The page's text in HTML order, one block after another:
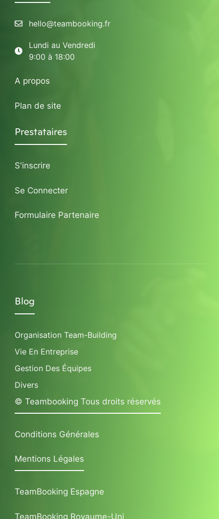
hello@teambooking.fr
Lundi au Vendredi
9:00 à 18:00
A propos
Plan de site
Prestataires
S'inscrire
Se Connecter
Formulaire Partenaire
Blog
Organisation Team-Building
Vie En Entreprise
Gestion Des Équipes
Divers
© Teambooking Tous droits réservés
Conditions Générales
Mentions Légales
TeamBooking Espagne
TeamBooking Royaume-Uni